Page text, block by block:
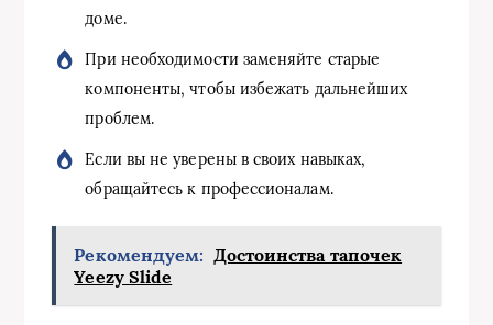
доме.
При необходимости заменяйте старые
компоненты, чтобы избежать дальнейших
проблем.
Если вы не уверены в своих навыках,
обращайтесь к профессионалам.
Рекомендуем: Достоинства тапочек
Yeezy Slide